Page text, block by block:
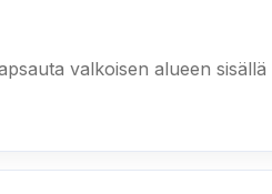
valkoisen alueen